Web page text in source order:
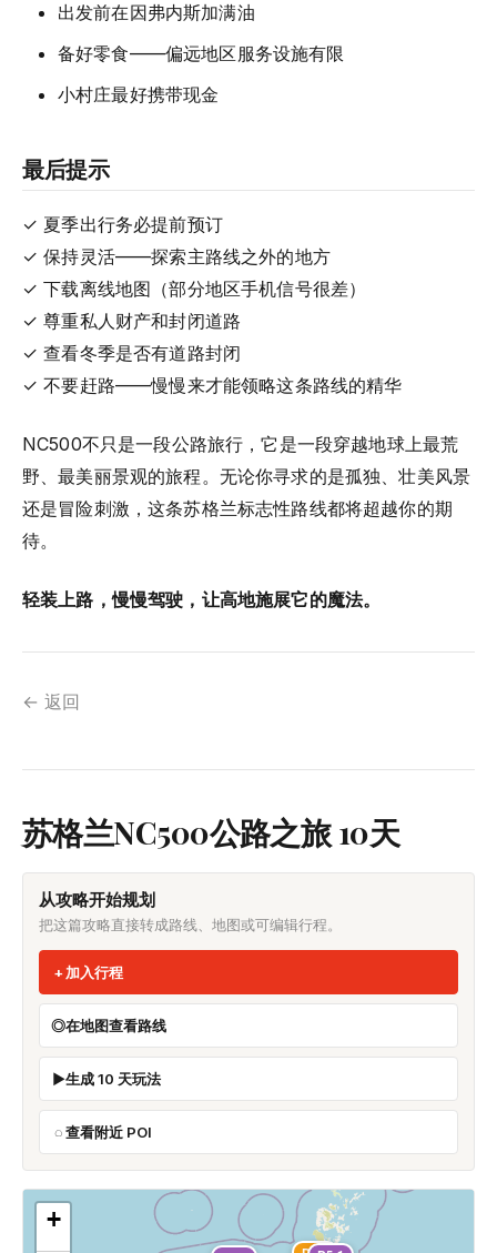
出发前在因弗内斯加满油
备好零食——偏远地区服务设施有限
小村庄最好携带现金
最后提示
✓ 夏季出行务必提前预订
✓ 保持灵活——探索主路线之外的地方
✓ 下载离线地图（部分地区手机信号很差）
✓ 尊重私人财产和封闭道路
✓ 查看冬季是否有道路封闭
✓ 不要赶路——慢慢来才能领略这条路线的精华
NC500不只是一段公路旅行，它是一段穿越地球上最荒
野、最美丽景观的旅程。无论你寻求的是孤独、壮美风景
还是冒险刺激，这条苏格兰标志性路线都将超越你的期
待。
轻装上路，慢慢驾驶，让高地施展它的魔法。
← 返回
苏格兰NC500公路之旅 10天
从攻略开始规划
把这篇攻略直接转成路线、地图或可编辑行程。
加入行程
在地图查看路线
生成 10 天玩法
查看附近 POI
+